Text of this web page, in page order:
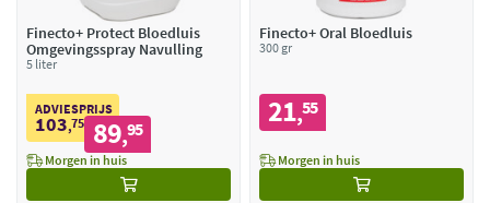
Finecto+ Protect Bloedluis
Omgevingsspray Navulling
5 liter
ADVIESPRIJS
103,75 89,95
Morgen in huis
Finecto+ Oral Bloedluis
300 gr
21,55
Morgen in huis